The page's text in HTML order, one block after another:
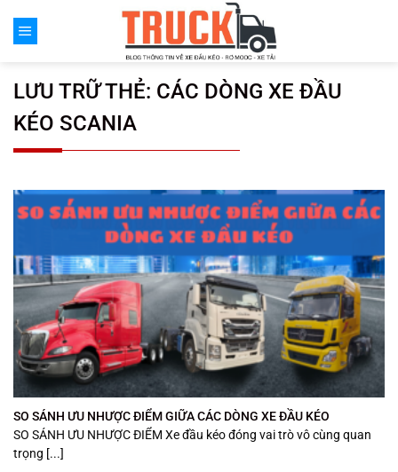
đến
LƯU TRỮ THẺ: CÁC DÒNG XE ĐẦU
KÉO SCANIA
SO SÁNH ƯU NHƯỢC ĐIỂM GIỮA CÁC DÒNG XE ĐẦU KÉO
SO SÁNH ƯU NHƯỢC ĐIỂM Xe đầu kéo đóng vai trò vô cùng quan
trọng [...]